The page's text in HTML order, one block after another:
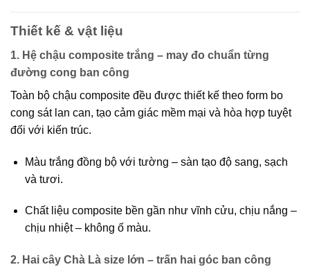
Thiết kế & vật liệu
1. Hệ chậu composite trắng – may đo chuẩn từng
đường cong ban công
Toàn bộ chậu composite đều được thiết kế theo form bo
cong sát lan can, tạo cảm giác mềm mại và hòa hợp tuyệt
đối với kiến trúc.
Màu trắng đồng bộ với tường – sàn tạo độ sang, sạch
và tươi.
Chất liệu composite bền gần như vĩnh cửu, chịu nắng –
chịu nhiệt – không ố màu.
2. Hai cây Chà Là size lớn – trấn hai góc ban công